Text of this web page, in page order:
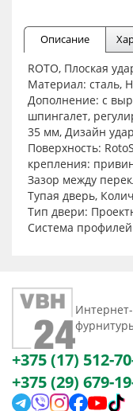
Описание
ROTO, Плоская
Материал: сталь,
Дополнение: с
шпингалет,
35 мм, Дизайн
Поверхность:
крепления:
Зазор между
Тупая дверь,
Тип двери:
Система
+375 (17) 512-
+375 (29) 679-